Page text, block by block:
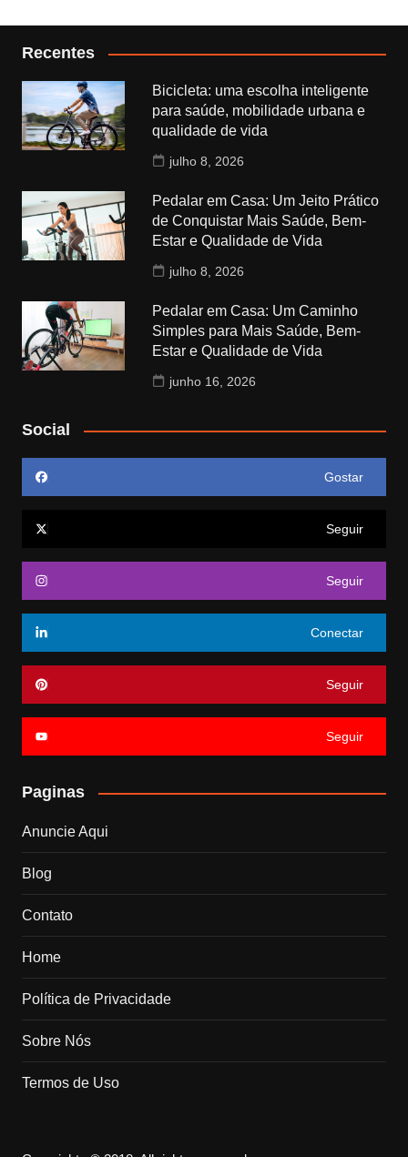
Recentes
Bicicleta: uma escolha inteligente
para saúde, mobilidade urbana e
qualidade de vida
julho 8, 2026
Pedalar em Casa: Um Jeito Prático
de Conquistar Mais Saúde, Bem-
Estar e Qualidade de Vida
julho 8, 2026
Pedalar em Casa: Um Caminho
Simples para Mais Saúde, Bem-
Estar e Qualidade de Vida
junho 16, 2026
Social
Gostar
Seguir
Seguir
Conectar
Seguir
Seguir
Paginas
Anuncie Aqui
Blog
Contato
Home
Política de Privacidade
Sobre Nós
Termos de Uso